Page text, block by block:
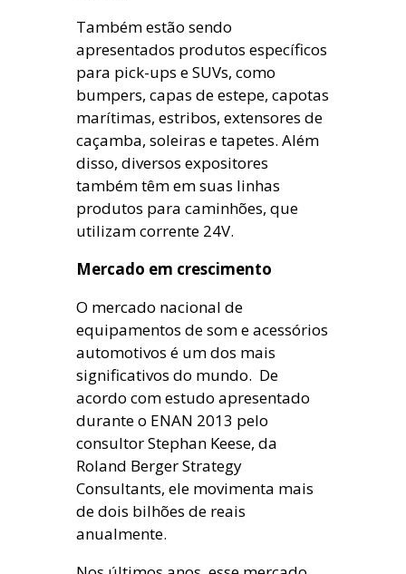
Também estão sendo
apresentados produtos específicos
para pick-ups e SUVs, como
bumpers, capas de estepe, capotas
marítimas, estribos, extensores de
caçamba, soleiras e tapetes. Além
disso, diversos expositores
também têm em suas linhas
produtos para caminhões, que
utilizam corrente 24V.
Mercado em crescimento
O mercado nacional de
equipamentos de som e acessórios
automotivos é um dos mais
significativos do mundo. De
acordo com estudo apresentado
durante o ENAN 2013 pelo
consultor Stephan Keese, da
Roland Berger Strategy
Consultants, ele movimenta mais
de dois bilhões de reais
anualmente.